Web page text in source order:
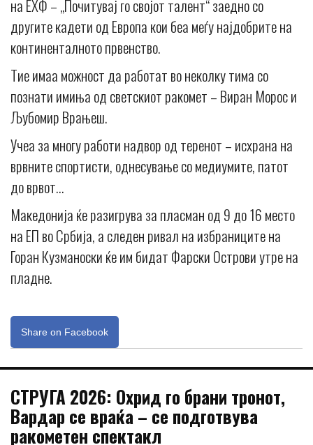
на ЕХФ – „Почитувај го својот талент“ заедно со
другите кадети од Европа кои беа меѓу најдобрите на
континенталното првенство.
Тие имаа можност да работат во неколку тима со
познати имиња од светскиот ракомет – Виран Морос и
Љубомир Врањеш.
Учеа за многу работи надвор од теренот – исхрана на
врвните спортисти, однесување со медиумите, патот
до врвот…
Македонија ќе разигрува за пласман од 9 до 16 место
на ЕП во Србија, а следен ривал на избраниците на
Горан Кузманоски ќе им бидат Фарски Острови утре на
пладне.
Share on Facebook
СТРУГА 2026: Охрид го брани тронот,
Вардар се враќа – се подготвува
ракометен спектакл